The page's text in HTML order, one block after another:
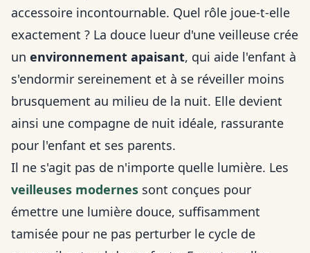
accessoire incontournable. Quel rôle joue-t-elle
exactement ? La douce lueur d'une veilleuse crée
un environnement apaisant, qui aide l'enfant à
s'endormir sereinement et à se réveiller moins
brusquement au milieu de la nuit. Elle devient
ainsi une compagne de nuit idéale, rassurante
pour l'enfant et ses parents.
Il ne s'agit pas de n'importe quelle lumière. Les
veilleuses modernes sont conçues pour
émettre une lumière douce, suffisamment
tamisée pour ne pas perturber le cycle de